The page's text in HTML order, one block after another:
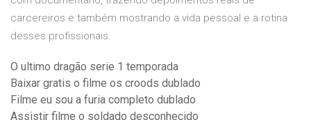
carcereiros e também mostrando a vida pessoal e a rotina
desses profissionais.
O ultimo dragão serie 1 temporada
Baixar gratis o filme os croods dublado
Filme eu sou a furia completo dublado
Assistir filme o soldado desconhecido